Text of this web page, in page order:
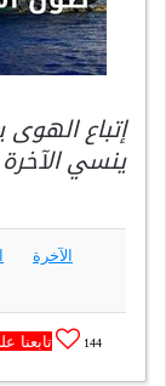
إتباع
ينسي
الآخرة
144 تابعنا